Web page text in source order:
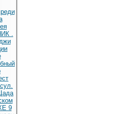
.
9